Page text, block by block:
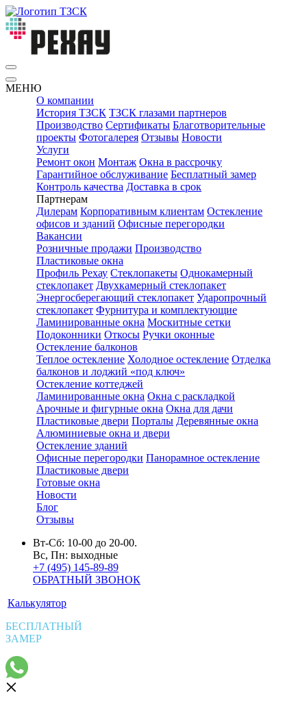
МЕНЮ
О компании
История ТЗСК ТЗСК глазами партнеров
Производство Сертификаты Благотворительные
проекты Фотогалерея Отзывы Новости
Услуги
Ремонт окон Монтаж Окна в рассрочку
Гарантийное обслуживание Бесплатный замер
Контроль качества Доставка в срок
Партнерам
Дилерам Корпоративным клиентам Остекление
офисов и зданий Офисные перегородки
Вакансии
Розничные продажи Производство
Пластиковые окна
Профиль Рехау Стеклопакеты Однокамерный
стеклопакет Двухкамерный стеклопакет
Энергосберегающий стеклопакет Ударопрочный
стеклопакет Фурнитура и комплектующие
Ламинированные окна Москитные сетки
Подоконники Откосы Ручки оконные
Остекление балконов
Теплое остекление Холодное остекление Отделка
балконов и лоджий «под ключ»
Остекление коттеджей
Ламинированные окна Окна с раскладкой
Арочные и фигурные окна Окна для дачи
Пластиковые двери Порталы Деревянные окна
Алюминиевые окна и двери
Остекление зданий
Офисные перегородки Панорамное остекление
Пластиковые двери
Готовые окна
Новости
Блог
Отзывы
Вт-Сб: 10-00 до 20-00.
Вс, Пн: выходные
+7 (495) 145-89-89
ОБРАТНЫЙ ЗВОНОК
Калькулятор
БЕСПЛАТНЫЙ
ЗАМЕР